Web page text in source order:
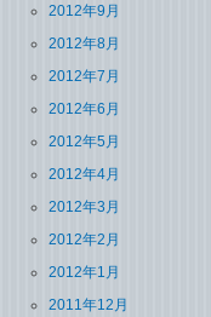
2012年9月
2012年8月
2012年7月
2012年6月
2012年5月
2012年4月
2012年3月
2012年2月
2012年1月
2011年12月